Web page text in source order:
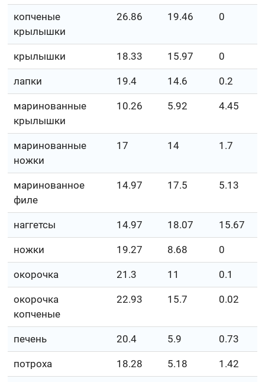
копченые
крылышки
26.86 19.46 0
крылышки 18.33 15.97 0
лапки 19.4 14.6 0.2
маринованные
крылышки
10.26 5.92 4.45
маринованные
ножки
17 14 1.7
маринованное
филе
14.97 17.5 5.13
наггетсы 14.97 18.07 15.67
ножки 19.27 8.68 0
окорочка 21.3 11 0.1
окорочка
копченые
22.93 15.7 0.02
печень 20.4 5.9 0.73
потроха 18.28 5.18 1.42